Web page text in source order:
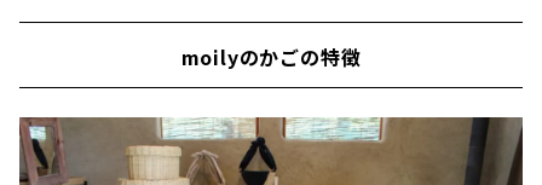
moilyのかごの特徴